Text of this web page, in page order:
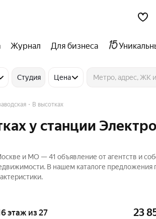
Журнал Для бизнеса
Студия Цена
В высотках
у станции
и МО — 41 объявление от агентств и
В нашем каталоге предложения
этаж из 27 23